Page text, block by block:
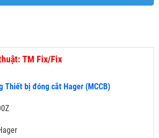
TM Fix/Fix
Thiết bị đóng cắt Hager (MCCB)